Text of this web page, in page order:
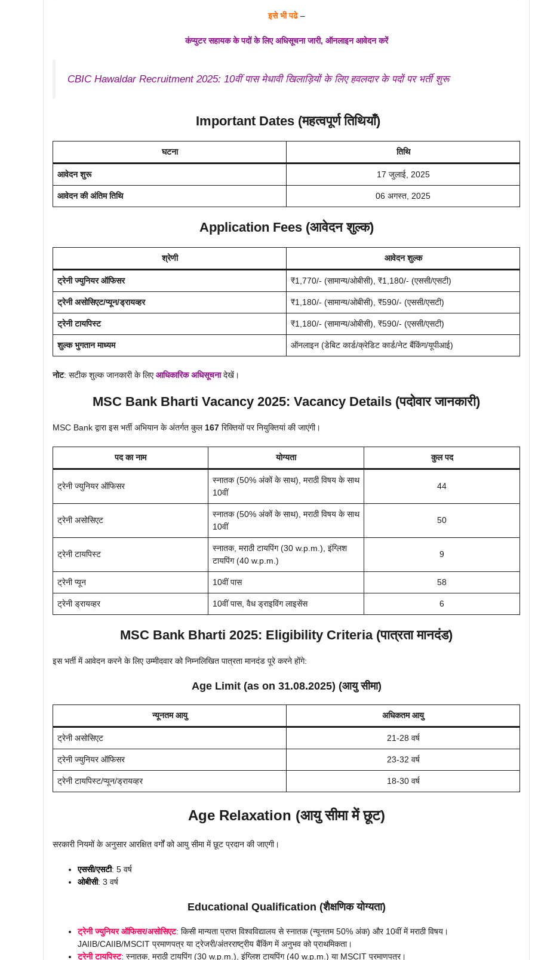
इसे भी पढे–
कंप्युटर सहायक के पदों के लिए अधिसूचना जारी, ऑनलाइन आवेदन करें
CBIC Hawaldar Recruitment 2025: 10वीं पास मेधावी खिलाड़ियों के लिए हवलदार के पदों पर भर्ती शुरू
Important Dates (महत्वपूर्ण तिथियाँ)
घटना तिथि
आवेदन शुरू 17 जुलाई, 2025
आवेदन की अंतिम तिथि 06 अगस्त, 2025
Application Fees (आवेदन शुल्क)
श्रेणी आवेदन शुल्क
ट्रेनी ज्युनियर ऑफिसर ₹1,770/- (सामान्य/ओबीसी), ₹1,180/- (एससी/एसटी)
ट्रेनी असोसिएट/प्यून/ड्रायव्हर ₹1,180/- (सामान्य/ओबीसी), ₹590/- (एससी/एसटी)
ट्रेनी टायपिस्ट ₹1,180/- (सामान्य/ओबीसी), ₹590/- (एससी/एसटी)
शुल्क भुगतान माध्यम ऑनलाइन (डेबिट कार्ड/क्रेडिट कार्ड/नेट बैंकिंग/यूपीआई)
नोट: सटीक शुल्क जानकारी के लिएआधिकारिक अधिसूचनादेखें।
MSC Bank Bharti Vacancy 2025: Vacancy Details (पदोवार जानकारी)
MSC Bank द्वारा इस भर्ती अभियान के अंतर्गत कुल167 रिक्तियों पर नियुक्तियां की जाएंगी।
पद का नाम योग्यता कुल पद
ट्रेनी ज्युनियर ऑफिसर
स्नातक (50% अंकों के साथ), मराठी विषय के साथ
10वीं
44
ट्रेनी असोसिएट
स्नातक (50% अंकों के साथ), मराठी विषय के साथ
10वीं
50
ट्रेनी टायपिस्ट
स्नातक, मराठी टायपिंग (30 w.p.m.), इंग्लिश
टायपिंग (40 w.p.m.)
9
ट्रेनी प्यून 10वीं पास 58
ट्रेनी ड्रायव्हर 10वीं पास, वैध ड्राइविंग लाइसेंस 6
MSC Bank Bharti 2025: Eligibility Criteria (पात्रता मानदंड)
इस भर्ती में आवेदन करने के लिए उम्मीदवार को निम्नलिखित पात्रता मानदंड पूरे करने होंगे:
Age Limit (as on 31.08.2025) (आयु सीमा)
न्यूनतम आयु अधिकतम आयु
ट्रेनी असोसिएट 21-28 वर्ष
ट्रेनी ज्युनियर ऑफिसर 23-32 वर्ष
ट्रेनी टायपिस्ट/प्यून/ड्रायव्हर 18-30 वर्ष
Age Relaxation (आयु सीमा में छूट)
सरकारी नियमों के अनुसार आरक्षित वर्गों को आयु सीमा में छूट प्रदान की जाएगी।
एससी/एसटी: 5 वर्ष
ओबीसी: 3 वर्ष
Educational Qualification (शैक्षणिक योग्यता)
ट्रेनी ज्युनियर ऑफिसर/असोसिएट: किसी मान्यता प्राप्त विश्वविद्यालय से स्नातक (न्यूनतम 50% अंक) और 10वीं में मराठी विषय।
JAIIB/CAIIB/MSCIT प्रमाणपत्र या ट्रेजरी/अंतरराष्ट्रीय बैंकिंग में अनुभव को प्राथमिकता।
ट्रेनी टायपिस्ट: स्नातक, मराठी टायपिंग (30 w.p.m.), इंग्लिश टायपिंग (40 w.p.m.) या MSCIT प्रमाणपत्र।